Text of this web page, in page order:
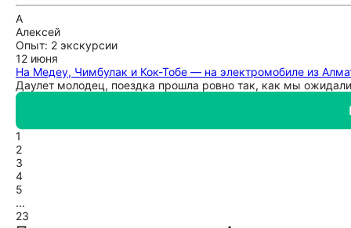
А
Алексей
Опыт: 2 экскурсии
12 июня
На Медеу, Чимбулак и Кок-Тобе — на электромобиле из
Даулет молодец, поездка прошла ровно так, как мы
1
2
3
4
5
...
23